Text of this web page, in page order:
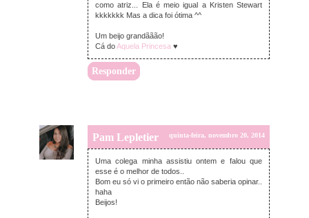
como atriz... Ela é meio igual a Kristen Stewart
kkkkkkk Mas a dica foi ótima ^^
Um beijo grandããão!
Cá doAquela Princesa ♥
Responder
Pam Lepletier quinta-feira, novembro 20, 2014
Uma colega minha assistiu ontem e falou que
esse é o melhor de todos..
Bom eu só vi o primeiro então não saberia opinar..
haha
Beijos!